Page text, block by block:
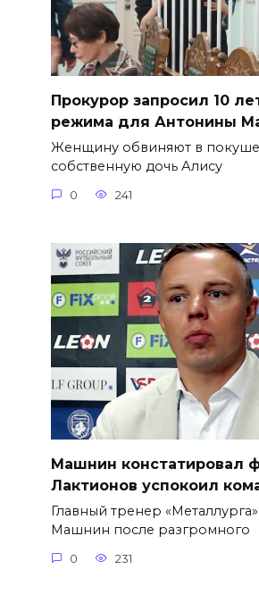
​Прокурор запросил 10
режима для Антонины
Женщину обвиняют в
собственную дочь Алису
0 241
Машнин констатировал
Лактионов успокоил
Главный тренер
Машнин после разгромного
0 231